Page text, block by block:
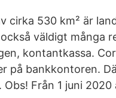
cirka 530 km² är
väldigt många
kontantkassa.
på bankkontoren.
Från 1 juni 2020